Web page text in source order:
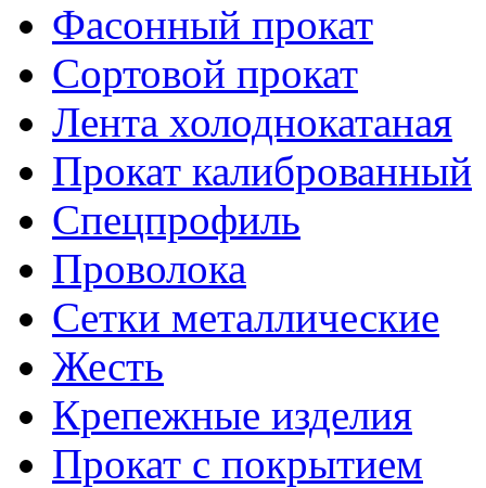
Фасонный прокат
Сортовой прокат
Лента холоднокатаная
Прокат калиброванный
Спецпрофиль
Проволока
Сетки металлические
Жесть
Крепежные изделия
Прокат с покрытием